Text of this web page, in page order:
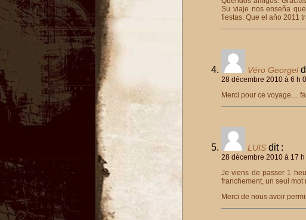
Su viaje nos enseña
fiestas. Que el año 2011
Véro Georgel
28 décembre 2010 à 6 h
Merci pour ce voyage…
LUIS dit :
28 décembre 2010 à 17 h
Je viens de passer 1
franchement, un seul mot
Merci de nous avoir